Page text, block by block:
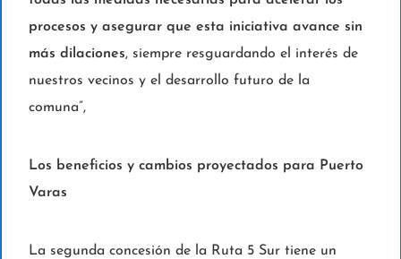
procesos y asegurar que esta iniciativa avance sin
más dilaciones, siempre resguardando el interés de
nuestros vecinos y el desarrollo futuro de la
comuna”,
Los beneficios y cambios proyectados para Puerto
Varas
La segunda concesión de la Ruta 5 Sur tiene un